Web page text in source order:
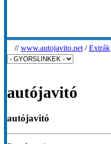
//www.autojavito.net /Extrák
autójavitó
autójavitó